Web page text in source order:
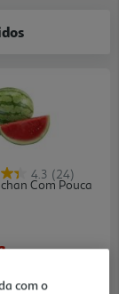
4.3 (24)
Com Pouca
com o